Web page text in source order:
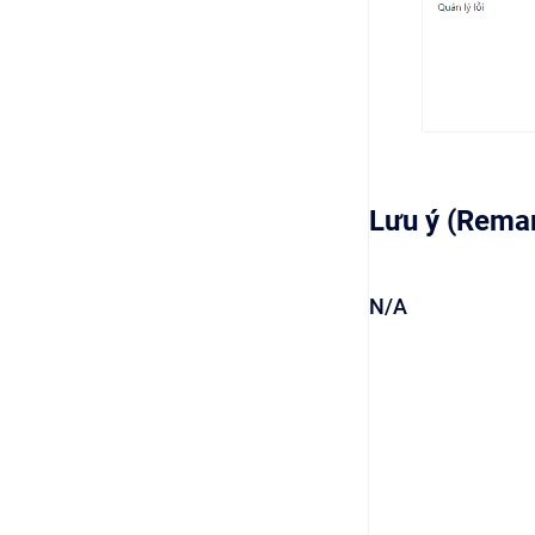
Lưu ý
N/A